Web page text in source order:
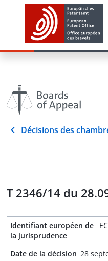
Décisions des
T 2346/14 du
Identifiant européen de
la jurisprudence
Date de la décision 28